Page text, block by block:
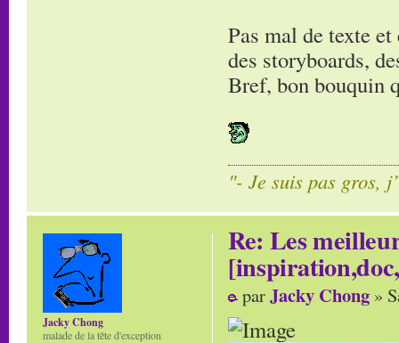
Pas mal de texte
des storyboards,
Bref, bon bouquin
"- Je suis pas gros,
Re: Les
parJacky Chong »
Jacky Chong
malade de la tête d'exception